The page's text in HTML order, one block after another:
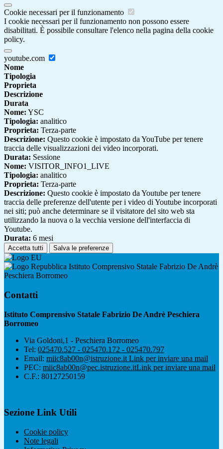
Cookie necessari per il funzionamento
I cookie necessari per il funzionamento non possono essere
disabilitati. È possibile consultare l'elenco nella pagina della cookie
policy.
youtube.com
Nome
Tipologia
Proprieta
Descrizione
Durata
Nome: YSC
Tipologia: analitico
Proprieta: Terza-parte
Descrizione: Questo cookie è impostato da YouTube per tenere
traccia delle visualizzazioni dei video incorporati.
Durata: Sessione
Nome: VISITOR_INFO1_LIVE
Tipologia: analitico
Proprieta: Terza-parte
Descrizione: Questo cookie è impostato da Youtube per tenere
traccia delle preferenze dell'utente per i video di Youtube incorporati
nei siti; può anche determinare se il visitatore del sito web sta
utilizzando la nuova o la vecchia versione dell'interfaccia di
Youtube.
Durata: 6 mesi
Accetta tutti Salva le preferenze
Istituto Comprensivo Statale Fabrizio De Andrè
Peschiera Borromeo
Contatti
Istituto Comprensivo Statale Fabrizio De Andrè Peschiera
Borromeo
Via Goldoni,1 - Peschiera Borromeo
Tel: 025470.527 - 025470.172 - 025470.797
Email: miic8ab00n@istruzione.it Link per inviare una mail
PEC: miic8ab00n@pec.istruzione.itLink per inviare una mail
C.F.: 80127250159
Sezione Link Utili
Cookie policy
Note legali